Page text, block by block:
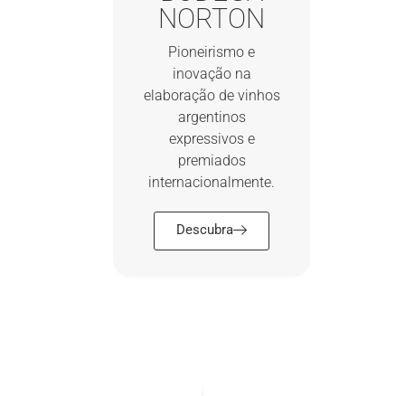
NORTON
Pioneirismo e
inovação na
elaboração de vinhos
argentinos
expressivos e
premiados
internacionalmente.
Descubra